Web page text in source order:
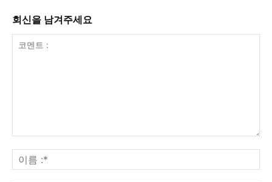
회신을 남겨주세요